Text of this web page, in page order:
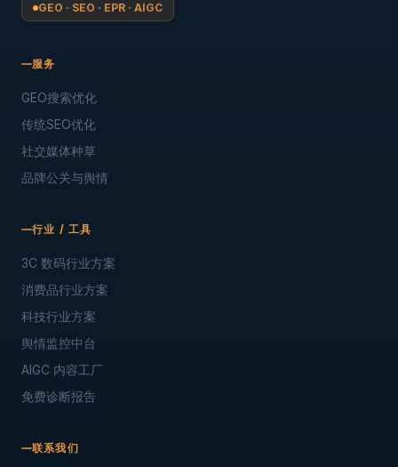
GEO · SEO · EPR · AIGC
服务
GEO搜索优化
传统SEO优化
社交媒体种草
品牌公关与舆情
行业 / 工具
3C 数码行业方案
消费品行业方案
科技行业方案
舆情监控中台
AIGC 内容工厂
免费诊断报告
联系我们